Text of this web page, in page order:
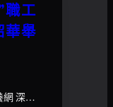
職工
華舉
網 深…